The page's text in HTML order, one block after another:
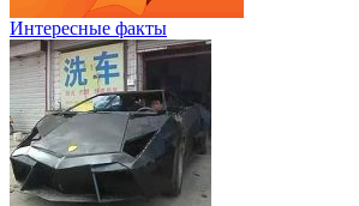
Интересные факты